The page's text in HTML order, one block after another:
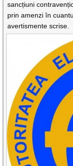
sancțiuni
prin amenzi în
avertismente scrise.